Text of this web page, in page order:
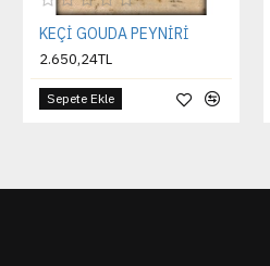
KEÇİ GOUDA PEYNİRİ
2.650,24TL
Sepete Ekle